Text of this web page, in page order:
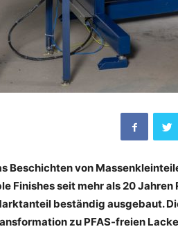
Beschichten von
Finishes seit mehr als 20
beständig ausgebaut.
zu PFAS-freien